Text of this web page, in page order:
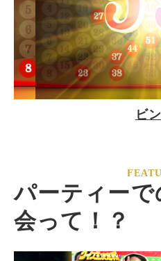
ビ
パーティー
会って！？